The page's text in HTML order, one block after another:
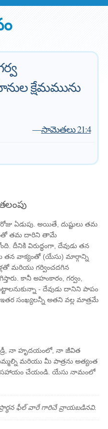
క్షేమమును
—సామెతలు 21:4
ఏడుపు. అయితే, దుష్టులు తమ
తమ దారిని తామే
దీనికి విరుద్ధంగా, దేవుడు తన
తన వాక్యంతో (యేసు) మార్గాన్ని
మరియు గర్వించదగిన
కానీ అహంకారం, గర్వం,
- దేవుడు దానిని పాపం
సంఖ్యలన్నీ అతని వల్ల మాత్రమే
నా హృదయంలో, నా జీవిత
మరియు మీ పాత్రను అత్యంత
సహాయం చేయండి. యేసు నామంలో
ఫీల్ వారే గారిచే వ్రాయబడినవి.